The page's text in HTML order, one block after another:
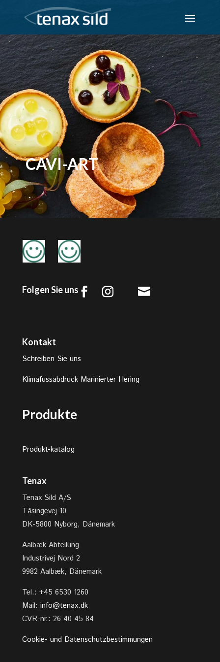
CAVI-ART
Folgen Sie uns 
Kontakt
Schreiben Sie uns
Klimafussabdruck Marinierter Hering
Produkte
Produkt-katalog
Tenax
Tenax Sild A/S
Tåsingevej 10
DK-5800 Nyborg, Dänemark
Aalbæk Abteilung
Industrivej Nord 2
9982 Aalbæk, Dänemark
Tel.: +45 6530 1260
Mail: info@tenax.dk
CVR-nr.: 26 40 45 84
Cookie- und Datenschutzbestimmungen